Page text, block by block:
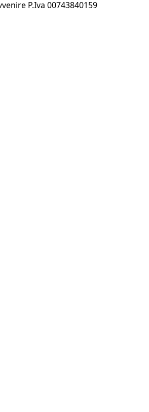
P.Iva 00743840159